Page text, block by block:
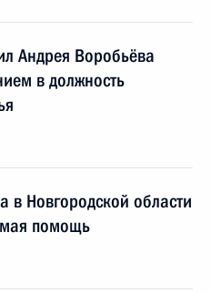
Андрея Воробьёва
в должность
в Новгородской области
помощь